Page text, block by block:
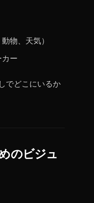
物、天気）
ー
でどこにいるか
のビジュ